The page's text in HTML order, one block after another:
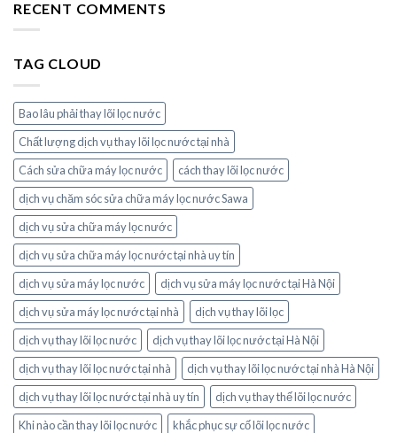
RECENT COMMENTS
TAG CLOUD
Bao lâu phải thay lõi lọc nước
Chất lượng dịch vụ thay lõi lọc nước tại nhà
Cách sửa chữa máy lọc nước
cách thay lõi lọc nước
dịch vụ chăm sóc sửa chữa máy lọc nước Sawa
dịch vụ sửa chữa máy lọc nước
dịch vụ sửa chữa máy lọc nước tại nhà uy tín
dịch vụ sửa máy lọc nước
dịch vụ sửa máy lọc nước tại Hà Nội
dịch vụ sửa máy lọc nước tại nhà
dịch vụ thay lõi lọc
dịch vụ thay lõi lọc nước
dịch vụ thay lõi lọc nước tại Hà Nội
dịch vụ thay lõi lọc nước tại nhà
dịch vụ thay lõi lọc nước tại nhà Hà Nội
dịch vụ thay lõi lọc nước tại nhà uy tín
dịch vụ thay thế lõi lọc nước
Khi nào cần thay lõi lọc nước
khắc phục sự cố lõi lọc nước